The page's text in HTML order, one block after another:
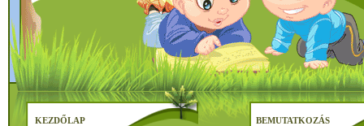
KEZDŐLAP BEMUTATKOZÁS